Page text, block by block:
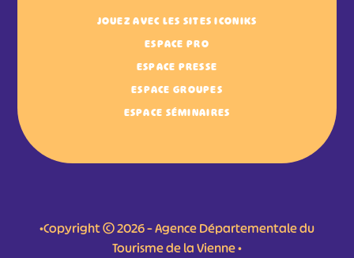
JOUEZ AVEC LES SITES ICONIKS
ESPACE PRO
ESPACE PRESSE
ESPACE GROUPES
ESPACE SÉMINAIRES
•Copyright © 2026 – Agence Départementale du
Tourisme de la Vienne •